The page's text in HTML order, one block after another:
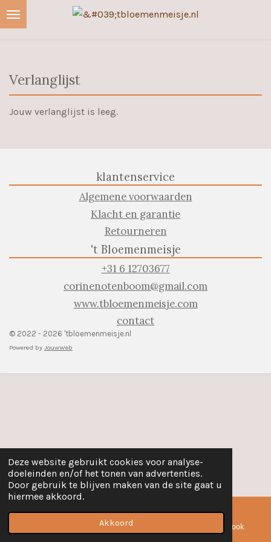
Deze website gebruikt cookies voor analyse-
doeleinden en/of het tonen van advertenties.
Door gebruik te blijven maken van de site gaat u
hiermee akkoord.
Akkoord
Ga
direct
hoofdinhoud
Verlanglijst
Jouw verlanglijst is leeg.
klantenservice
Algemene voorwaarden
Klacht en garantie
Retourneren
't Bloemenmeisje
+31 6 12703677
corinenotenboom@gmail.com
www.tbloemenmeisje.com
contact
© 2022 - 2026 'tbloemenmeisje.nl
Powered by JouwWeb
Telefoonnummer Facebook